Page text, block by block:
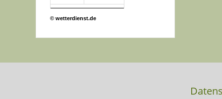
© wetterdienst.de